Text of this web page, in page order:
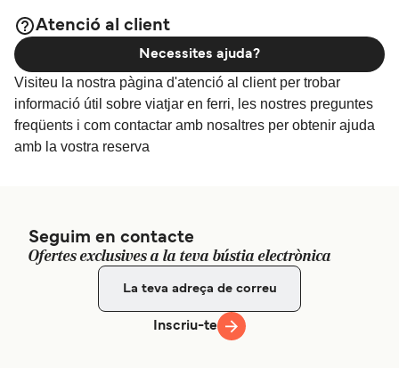
Atenció al client
Visiteu la nostra pàgina d'atenció al client per trobar
informació útil sobre viatjar en ferri, les nostres preguntes
freqüents i com contactar amb nosaltres per obtenir ajuda
amb la vostra reserva
Necessites ajuda?
Seguim en contacte
Ofertes exclusives a la teva bústia electrònica
Inscriu-te